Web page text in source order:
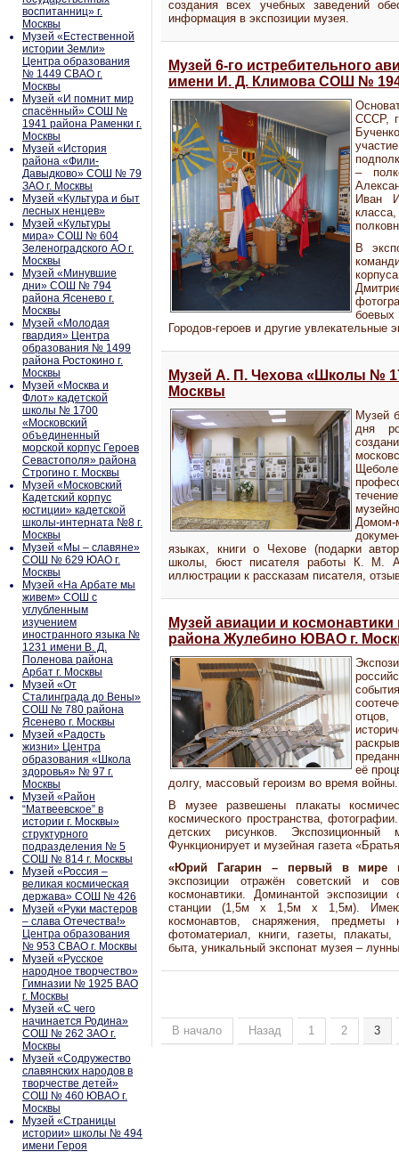
воспитанниц» г.
Москвы
Музей «Естественной
истории Земли»
Центра образования
№ 1449 СВАО г.
Москвы
Музей «И помнит мир
спасённый» СОШ №
1941 района Раменки г.
Москвы
Музей «История
района «Фили-
Давыдково» СОШ № 79
ЗАО г. Москвы
Музей «Культура и быт
лесных ненцев»
Музей «Культуры
мира» СОШ № 604
Зеленоградского АО г.
Москвы
Музей «Минувшие
дни» СОШ № 794
района Ясенево г.
Москвы
Музей «Молодая
гвардия» Центра
образования № 1499
района Ростокино г.
Москвы
Музей «Москва и
Флот» кадетской
школы № 1700
«Московский
объединенный
морской корпус Героев
Севастополя» района
Строгино г. Москвы
Музей «Московский
Кадетский корпус
юстиции» кадетской
школы-интерната №8 г.
Москвы
Музей «Мы – славяне»
СОШ № 629 ЮАО г.
Москвы
Музей «На Арбате мы
живем» СОШ с
углубленным
изучением
иностранного языка №
1231 имени В. Д.
Поленова района
Арбат г. Москвы
Музей «От
Сталинграда до Вены»
СОШ № 780 района
Ясенево г. Москвы
Музей «Радость
жизни» Центра
образования «Школа
здоровья» № 97 г.
Москвы
Музей «Район
“Матвеевское” в
истории г. Москвы»
структурного
подразделения № 5
СОШ № 814 г. Москвы
Музей «Россия –
великая космическая
держава» СОШ № 426
Музей «Руки мастеров
– слава Отечества!»
Центра образования
№ 953 СВАО г. Москвы
Музей «Русское
народное творчество»
Гимназии № 1925 ВАО
г. Москвы
Музей «С чего
начинается Родина»
СОШ № 262 ЗАО г.
Москвы
Музей «Содружество
славянских народов в
творчестве детей»
СОШ № 460 ЮВАО г.
Москвы
Музей «Страницы
истории» школы № 494
имени Героя
создания всех учебных заведений
информация в экспозиции музея.
Музей 6-го истребительного
имени И. Д. Климова СОШ №
СССР,
–
Иван
В
боевых
Городов-героев и другие увлекательные
Музей А. П. Чехова «Школы №
Москвы
Музей
дня
языках, книги о Чехове (подарки
школы, бюст писателя работы К. М.
иллюстрации к рассказам писателя,
Музей авиации и
района Жулебино ЮВАО г.
её
долгу, массовый героизм во время войны.
В музее развешены плакаты
космического пространства,
детских рисунков.
Функционирует и музейная газета
«Юрий Гагарин – первый в мире
экспозиции отражён советский и
космонавтики. Доминантой
станции (1,5м х 1,5м х 1,5м).
космонавтов, снаряжения,
фотоматериал, книги, газеты,
быта, уникальный экспонат музея –
В начало Назад 1 2 3